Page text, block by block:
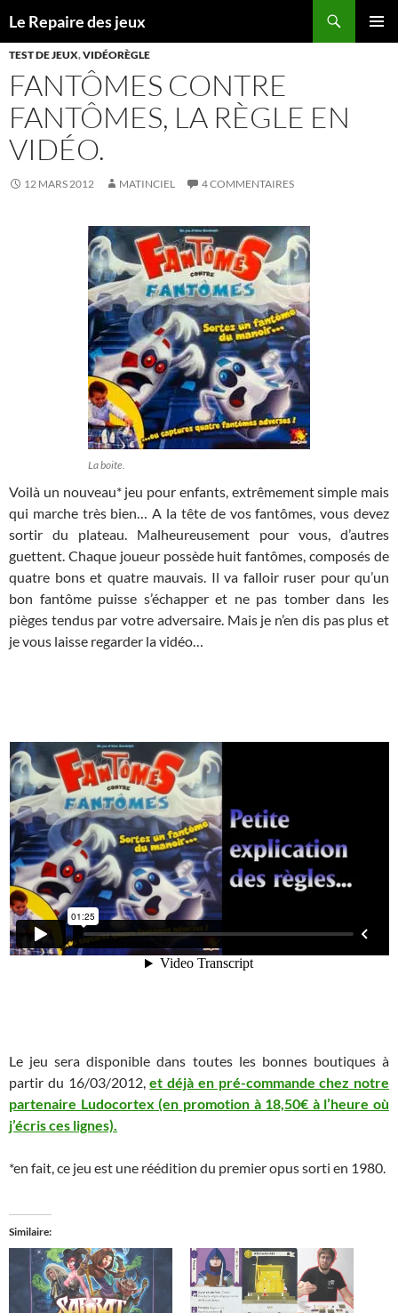
Le Repaire des jeux
AU
CONTENU
TEST DE JEUX,VIDÉORÈGLE
FANTÔMES CONTRE
FANTÔMES, LA RÈGLE EN
VIDÉO.
12 MARS 2012 MATINCIEL 4 COMMENTAIRES
La boite.
Voilà un nouveau* jeu pour enfants, extrêmement simple mais
qui marche très bien… A la tête de vos fantômes, vous devez
sortir du plateau. Malheureusement pour vous, d’autres
guettent. Chaque joueur possède huit fantômes, composés de
quatre bons et quatre mauvais. Il va falloir ruser pour qu’un
bon fantôme puisse s’échapper et ne pas tomber dans les
pièges tendus par votre adversaire. Mais je n’en dis pas plus et
je vous laisse regarder la vidéo…
Le jeu sera disponible dans toutes les bonnes boutiques à
partir du 16/03/2012,et déjà en pré-commande chez notre
partenaire Ludocortex (en promotion à 18,50€ à l’heure où
j’écris ces lignes).
*en fait, ce jeu est une réédition du premier opus sorti en 1980.
Similaire